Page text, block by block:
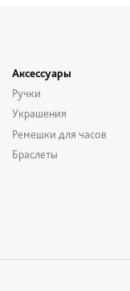
Аксессуары
Ручки
Украшения
Ремешки для часов
Браслеты